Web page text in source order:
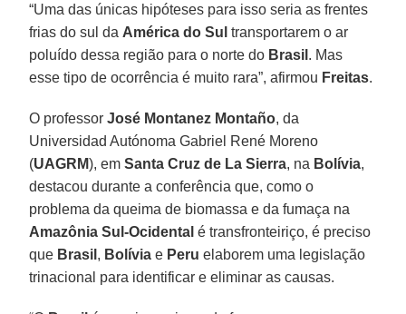
“Uma das únicas hipóteses para isso seria as frentes
frias do sul da América do Sul transportarem o ar
poluído dessa região para o norte do Brasil . Mas
esse tipo de ocorrência é muito rara”, afirmou Freitas.
O professor José Montanez Montaño, da
Universidad Autónoma Gabriel René Moreno
(UAGRM), emSanta Cruz de La Sierra, na Bolívia,
destacou durante a conferência que, como o
problema da queima de biomassa e da fumaça na
Amazônia Sul-Ocidental é transfronteiriço, é preciso
que Brasil , Bolívia e Peru elaborem uma legislação
trinacional para identificar e eliminar as causas.